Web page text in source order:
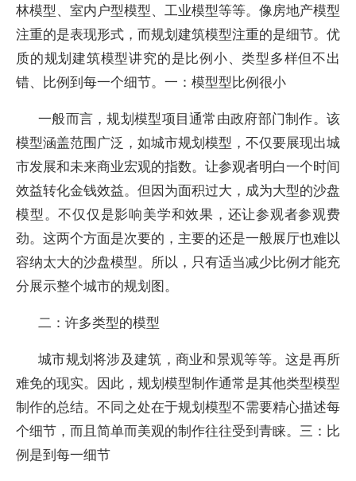
林模型、室内户型模型、工业模型等等。像房地产模型
注重的是表现形式，而规划建筑模型注重的是细节。优
质的规划建筑模型讲究的是比例小、类型多样但不出
错、比例到每一个细节。一：模型型比例很小
一般而言，规划模型项目通常由政府部门制作。该
模型涵盖范围广泛，如城市规划模型，不仅要展现出城
市发展和未来商业宏观的指数。让参观者明白一个时间
效益转化金钱效益。但因为面积过大，成为大型的沙盘
模型。不仅仅是影响美学和效果，还让参观者参观费
劲。这两个方面是次要的，主要的还是一般展厅也难以
容纳太大的沙盘模型。所以，只有适当减少比例才能充
分展示整个城市的规划图。
二：许多类型的模型
城市规划将涉及建筑，商业和景观等等。这是再所
难免的现实。因此，规划模型制作通常是其他类型模型
制作的总结。不同之处在于规划模型不需要精心描述每
个细节，而且简单而美观的制作往往受到青睐。三：比
例是到每一细节